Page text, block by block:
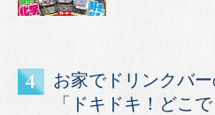
お家でドリンクバ
「ドキドキ！どこ